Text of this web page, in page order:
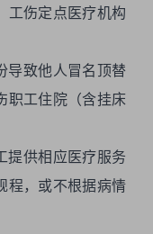
工伤定点医疗机构
导致他人冒名顶替
职工住院（含挂床
提供相应医疗服务
程，或不根据病情